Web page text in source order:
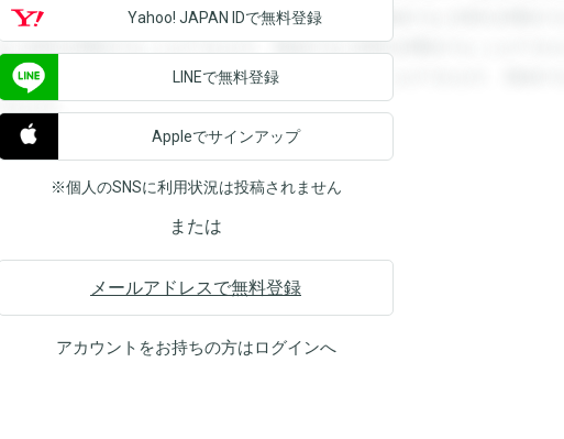
す。登録すると回答を閲覧することができます。登録すると回答を閲覧する
と回答を閲覧することができます。登録すると回答を閲覧することができま
することができます。登録すると回答を閲覧することができます。登録する
きます。
Yahoo! JAPAN IDで無料登録
LINEで無料登録
Appleでサインアップ
※個人のSNSに利用状況は投稿されません
または
メールアドレスで無料登録
アカウントをお持ちの方はログインへ